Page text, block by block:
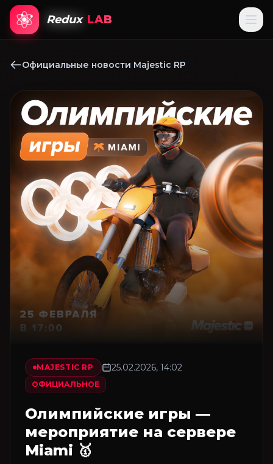
Redux LAB
Официальные новости Majestic RP
MAJESTIC RP 25.02.2026, 14:02
ОФИЦИАЛЬНОЕ
Олимпийские игры —
мероприятие на сервере
Miami 🥇